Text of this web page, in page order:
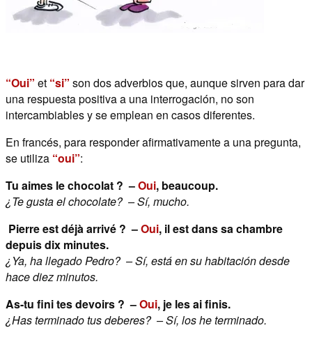
“Oui” et “si” son dos adverbios que, aunque sirven para dar
una respuesta positiva a una interrogación, no son
intercambiables y se emplean en casos diferentes.
En francés, para responder afirmativamente a una pregunta,
se utiliza “oui”:
Tu aimes le chocolat ? –Oui, beaucoup.
¿Te gusta el chocolate? –Sí, mucho.
Pierre est déjà arrivé ? –Oui, il est dans sa chambre
depuis dix minutes.
¿Ya, ha llegado Pedro? – Sí, está en su habitación desde
hace diez minutos.
As-tu fini tes devoirs ? –Oui, je les ai finis.
¿Has terminado tus deberes? – Sí, los he terminado.